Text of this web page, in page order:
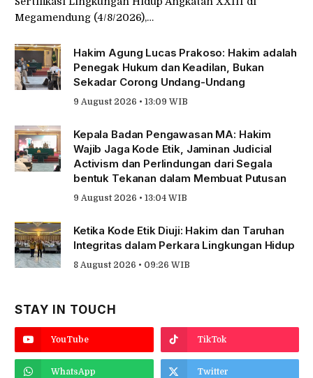
Megamendung (4/8/2026),…
Hakim Agung Lucas Prakoso: Hakim adalah
Penegak Hukum dan Keadilan, Bukan
Sekadar Corong Undang-Undang
9 August 2026 • 13:09 WIB
Kepala Badan Pengawasan MA: Hakim
Wajib Jaga Kode Etik, Jaminan Judicial
Activism dan Perlindungan dari Segala
bentuk Tekanan dalam Membuat Putusan
9 August 2026 • 13:04 WIB
Ketika Kode Etik Diuji: Hakim dan Taruhan
Integritas dalam Perkara Lingkungan Hidup
8 August 2026 • 09:26 WIB
STAY IN TOUCH
YouTube TikTok
WhatsApp Twitter